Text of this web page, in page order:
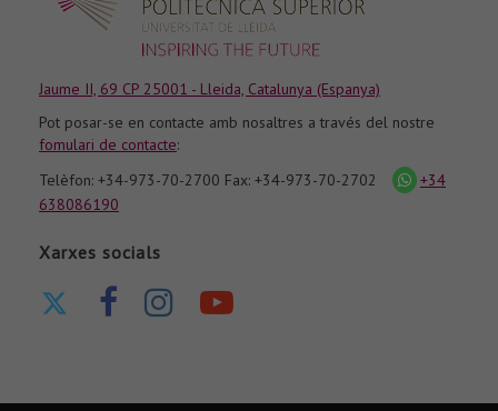
Jaume II, 69 CP 25001 - Lleida, Catalunya (Espanya)
Pot posar-se en contacte amb nosaltres a través del nostre
fomulari de contacte:
Telèfon: +34-973-70-2700 Fax: +34-973-70-2702
icona
whatsapp
+34
638086190
Xarxes socials
Twitter
páginapágina
Nuestro
Youtube